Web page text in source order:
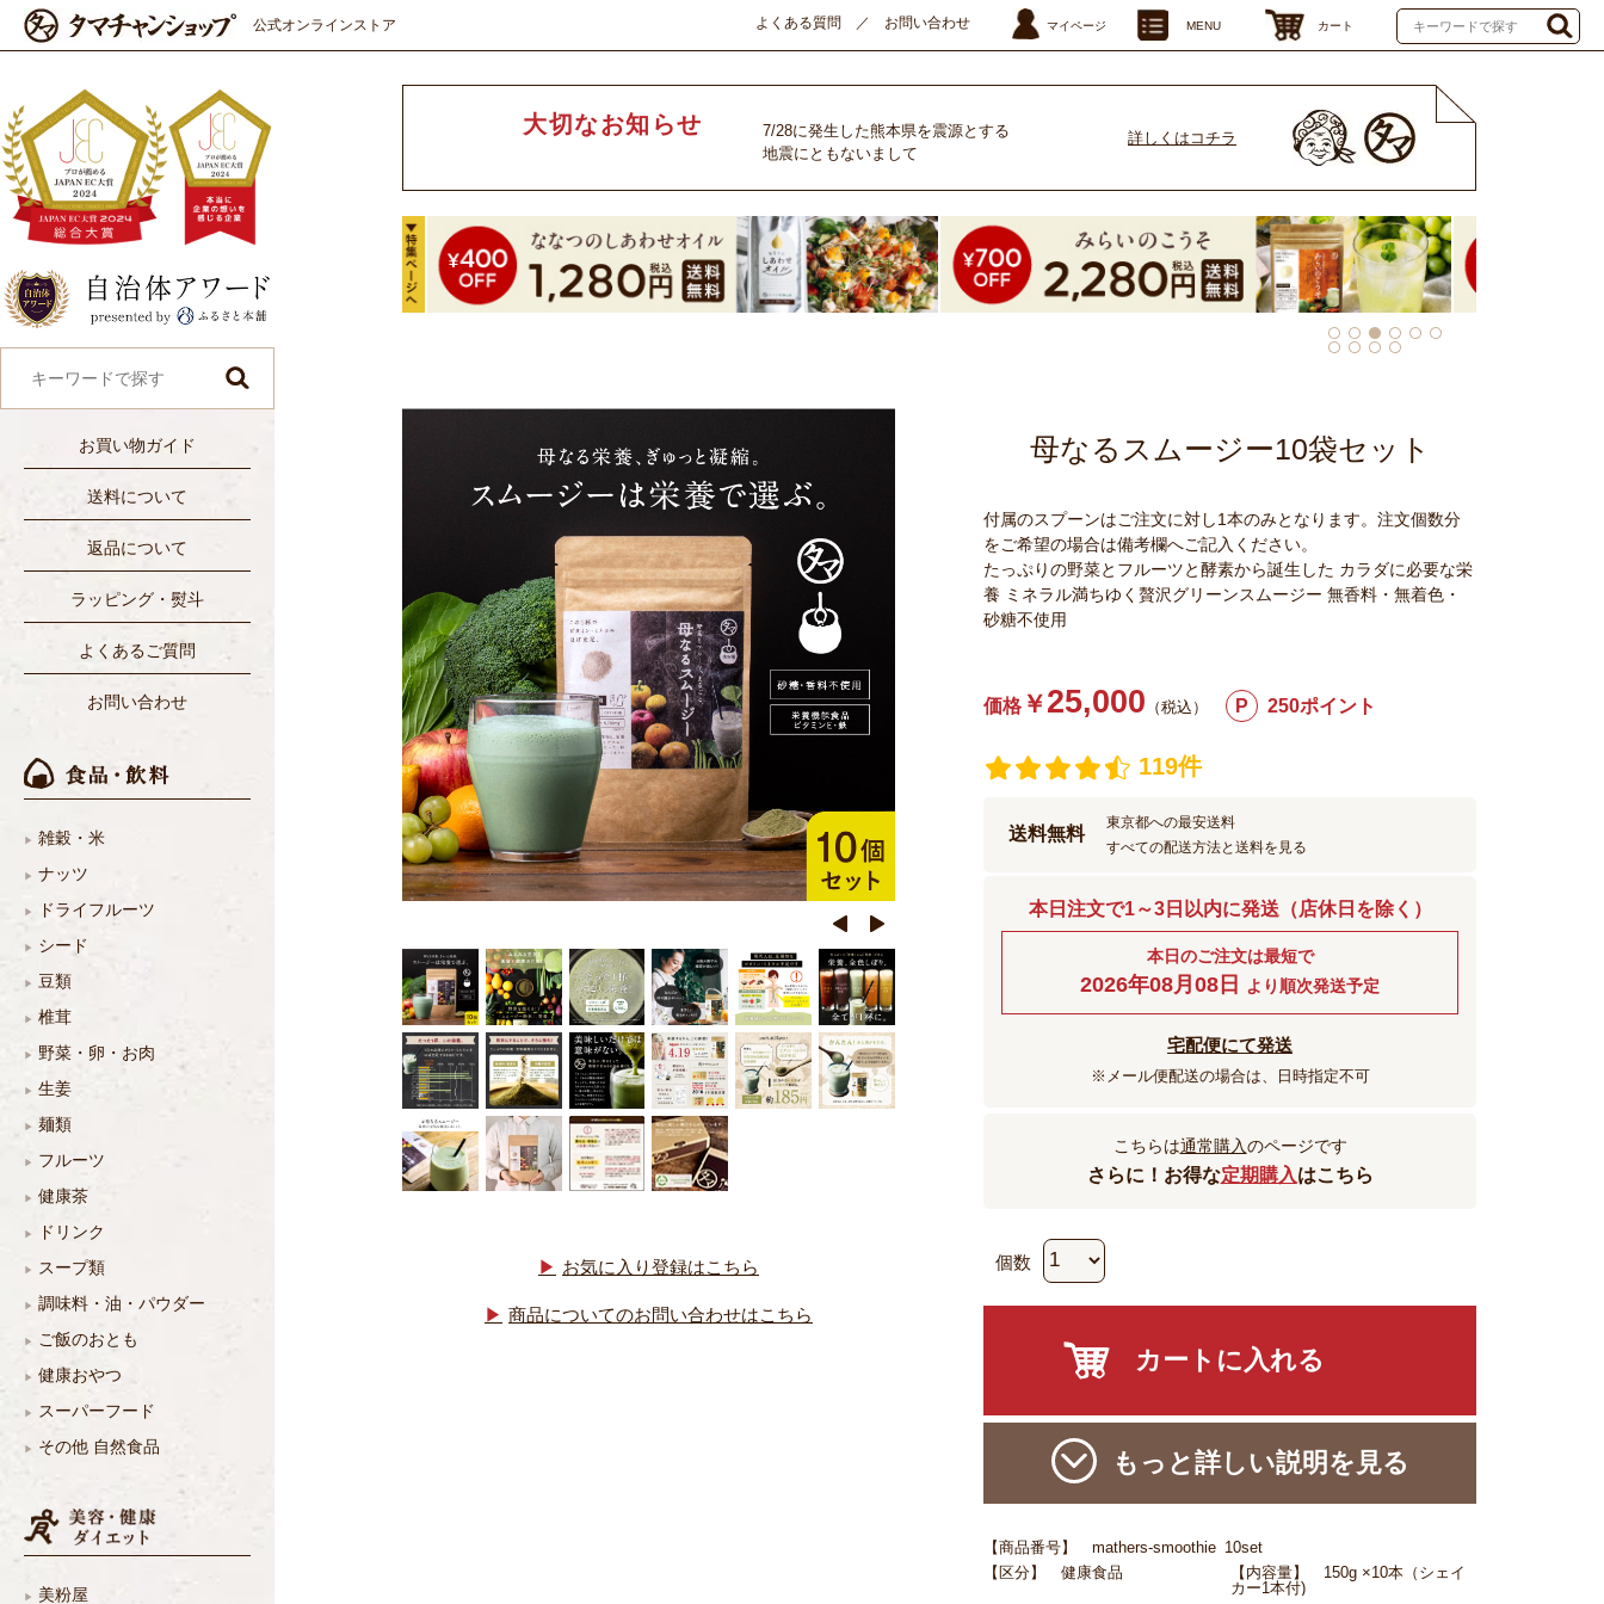
公式オンラインストア よくある質問 ／ お問い合わせ マイページ MENU カート
お買い物ガイド
送料について
返品について
ラッピング・熨斗
よくあるご質問
お問い合わせ
雑穀・米
ナッツ
ドライフルーツ
シード
豆類
椎茸
野菜・卵・お肉
生姜
麺類
フルーツ
健康茶
ドリンク
スープ類
調味料・油・パウダー
ご飯のおとも
健康おやつ
スーパーフード
その他 自然食品
美粉屋
大切なお知らせ
7/28に発生した熊本県を震源とする
地震にともないまして
詳しくはコチラ
お気に入り登録はこちら
商品についてのお問い合わせはこちら
母なるスムージー10袋セット
付属のスプーンはご注文に対し1本のみとなります。注文個数分
をご希望の場合は備考欄へご記入ください。
たっぷりの野菜とフルーツと酵素から誕生した カラダに必要な栄
養 ミネラル満ちゆく贅沢グリーンスムージー 無香料・無着色・
砂糖不使用
価格 ￥25,000 （税込） P 250ポイント
119件
送料無料
東京都への最安送料
すべての配送方法と送料を見る
本日注文で1～3日以内に発送（店休日を除く）
本日のご注文は最短で
2026年08月08日 より順次発送予定
宅配便にて発送
※メール便配送の場合は、日時指定不可
こちらは通常購入のページです
さらに！お得な定期購入はこちら
個数
もっと詳しい説明を見る
【商品番号】 mathers-smoothie_10set
【区分】 健康食品
【内容量】 150g ×10本（シェイ
カー1本付)